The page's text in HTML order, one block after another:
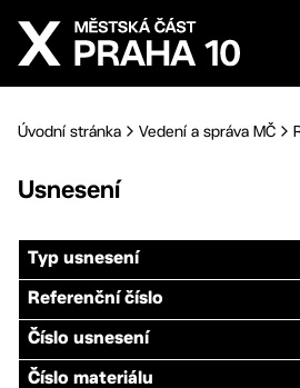
Přejít na hlavní obsah
Úvodní stránka Vedení a správa MČ
Usnesení
Typ usnesení
Referenční číslo
Číslo usnesení
Číslo materiálu